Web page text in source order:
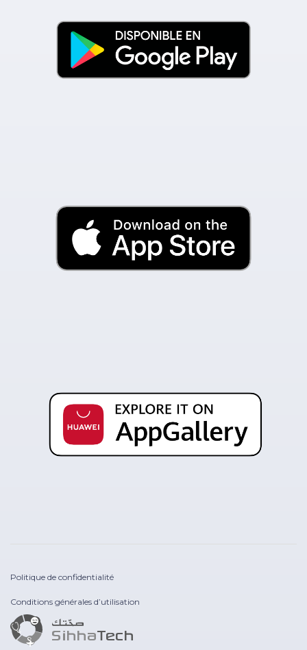
Politique de confidentialité
Conditions générales d’utilisation